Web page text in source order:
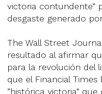
victoria contundente”
desgaste generado
The Wall Street
resultado al afirmar
para la revolución del
que el Financial
“histórica victoria”